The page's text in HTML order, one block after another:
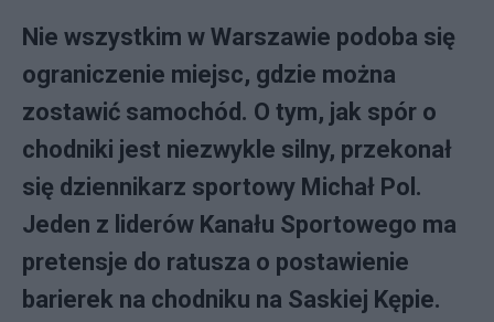
Nie wszystkim w Warszawie podoba się
ograniczenie miejsc, gdzie można
zostawić samochód. O tym, jak spór o
chodniki jest niezwykle silny, przekonał
się dziennikarz sportowy Michał Pol.
Jeden z liderów Kanału Sportowego ma
pretensje do ratusza o postawienie
barierek na chodniku na Saskiej Kępie.